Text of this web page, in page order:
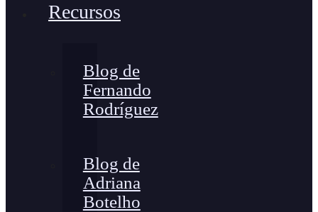
Recursos
Blog de
Fernando
Rodríguez
Blog de
Adriana
Botelho